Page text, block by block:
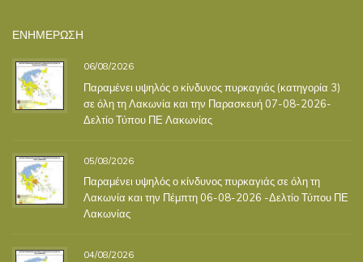
ΕΝΗΜΕΡΩΣΗ
06/08/2026
Παραμένει υψηλός ο κίνδυνος πυρκαγιάς (κατηγορία 3)
σε όλη τη Λακωνία και την Παρασκευή 07-08-2026-
Δελτίο Τύπου ΠΕ Λακωνίας
05/08/2026
Παραμένει υψηλός ο κίνδυνος πυρκαγιάς σε όλη τη
Λακωνία και την Πέμπτη 06-08-2026 -Δελτίο Τύπου ΠΕ
Λακωνίας
04/08/2026